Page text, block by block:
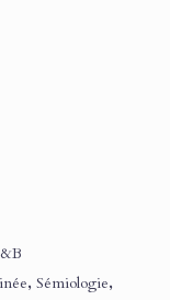
, Sémiologie,